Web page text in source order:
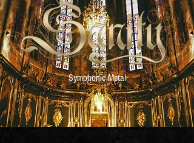
Symphonic Metal